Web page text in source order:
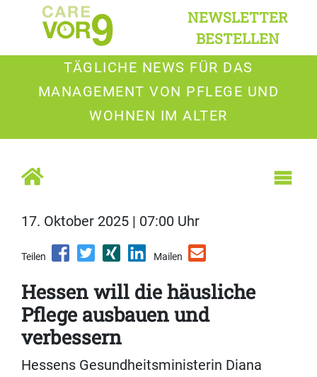
NEWSLETTER
BESTELLEN
TÄGLICHE NEWS FÜR DAS
MANAGEMENT VON PFLEGE UND
WOHNEN IM ALTER
17. Oktober 2025 | 07:00 Uhr
Teilen Mailen
Hessen will die häusliche
Pflege ausbauen und
verbessern
Hessens Gesundheitsministerin Diana